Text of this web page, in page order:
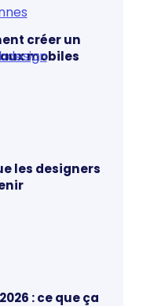
créer un
mobiles
les designers
: ce que ça